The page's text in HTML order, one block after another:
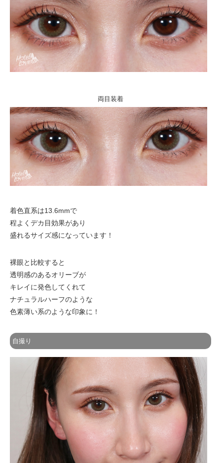
両目装着
着色直系は13.6mmで
程よくデカ目効果があり
盛れるサイズ感になっています！
裸眼と比較すると
透明感のあるオリーブが
キレイに発色してくれて
ナチュラルハーフのような
色素薄い系のような印象に！
自撮り